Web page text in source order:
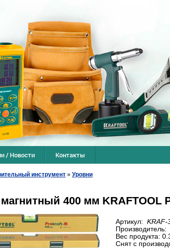
/ Новости Контакты
инструмент » Уровни
400 мм KRAFTOOL
Артикул: KRAF-
Производитель:
Вес продукта:
Снят с